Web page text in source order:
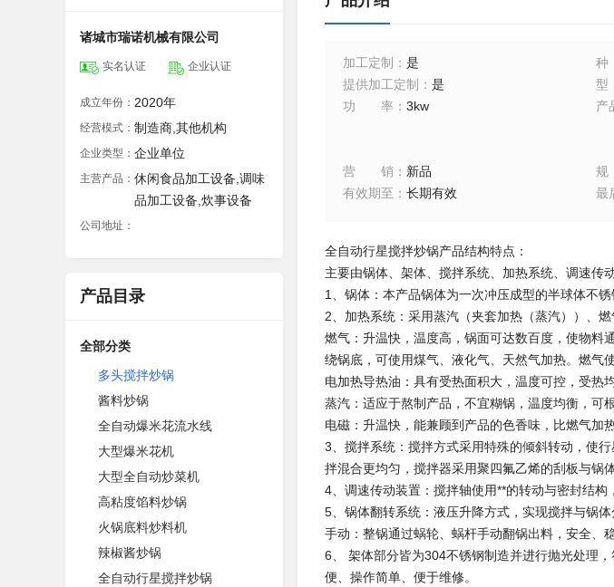
诸城市瑞诺机械有限公司
实名认证 企业认证
成立年份： 2020年
经营模式： 制造商,其他机构
企业类型： 企业单位
主营产品： 休闲食品加工设备,调味
品加工设备,炊事设备
公司地址：
产品目录
全部分类
多头搅拌炒锅
酱料炒锅
全自动爆米花流水线
大型爆米花机
大型全自动炒菜机
高粘度馅料炒锅
火锅底料炒料机
辣椒酱炒锅
全自动行星搅拌炒锅
加工定制 ： 是
提供加工定制
： 是
功率 ： 3kw 产
营销 ： 新品
有效期至 ： 长期有效 最
全自动行星搅拌炒锅产品结构特点：
主要由锅体、架体、搅拌系统、加热系统、调速传
1、锅体：本产品锅体为一次冲压成型的半球体不
2、加热系统：采用蒸汽（夹套加热（蒸汽））、
燃气：升温快，温度高，锅面可达数百度，使物料
绕锅底，可使用煤气、液化气、天然气加热。燃气
电加热导热油：具有受热面积大，温度可控，受热
蒸汽：适应于熬制产品，不宜糊锅，温度均衡，可
电磁：升温快，能兼顾到产品的色香味，比燃气加
3、搅拌系统：搅拌方式采用特殊的倾斜转动，使
拌混合更均匀，搅拌器采用聚四氟乙烯的刮板与锅
4、调速传动装置：搅拌轴使用**的转动与密封结构
5、锅体翻转系统：液压升降方式，实现搅拌与锅
手动：整锅通过蜗轮、蜗杆手动翻锅出料，安全、
6、 架体部分皆为304不锈钢制造并进行抛光处理
便、操作简单、便于维修。